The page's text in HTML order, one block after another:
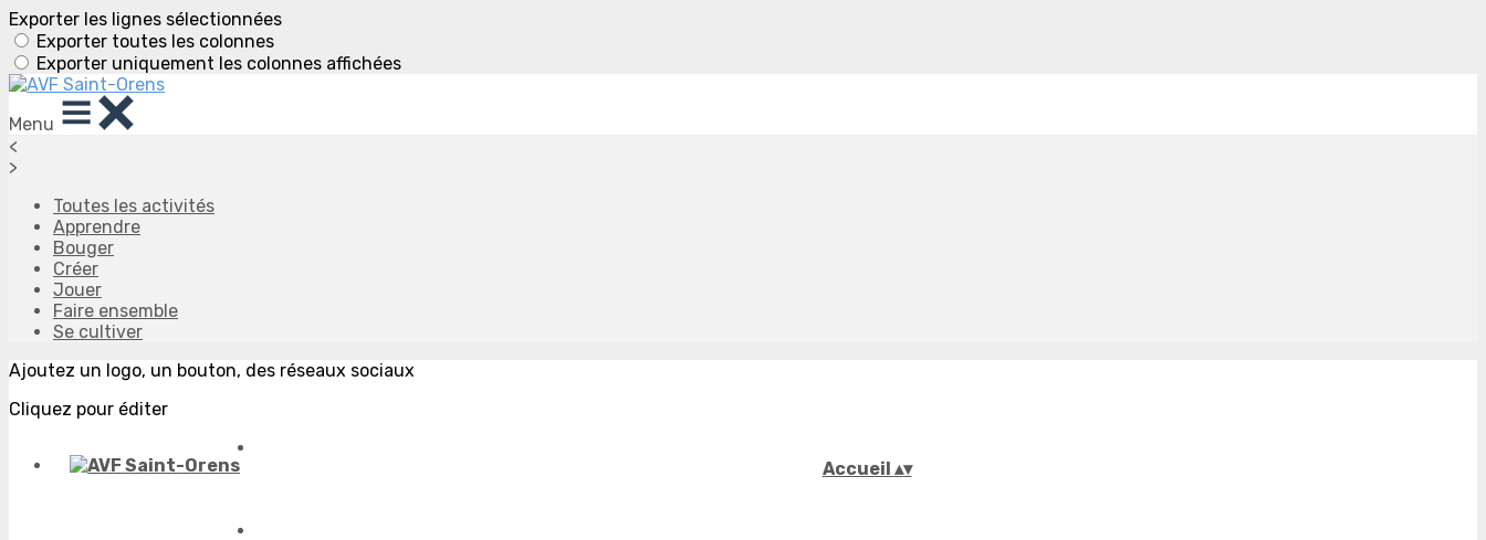
Exporter les lignes sélectionnées
Exporter toutes les colonnes
Exporter uniquement les colonnes affichées
Menu
<
>
Toutes les activités
Apprendre
Bouger
Créer
Jouer
Faire ensemble
Se cultiver
Ajoutez un logo, un bouton, des réseaux sociaux
Cliquez pour éditer
Accueil ▴▾